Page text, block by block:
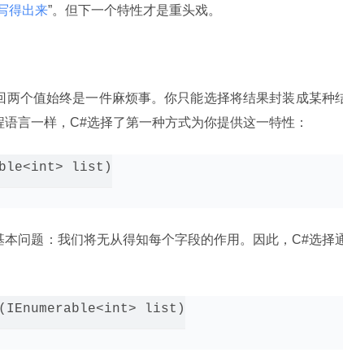
得出来”。但下一个特性才是重头戏。
个值始终是一件麻烦事。你只能选择将结果封装成某种
言一样，C#选择了第一种方式为你提供这一特性：
list)
问题：我们将无从得知每个字段的作用。因此，C#选择
list)